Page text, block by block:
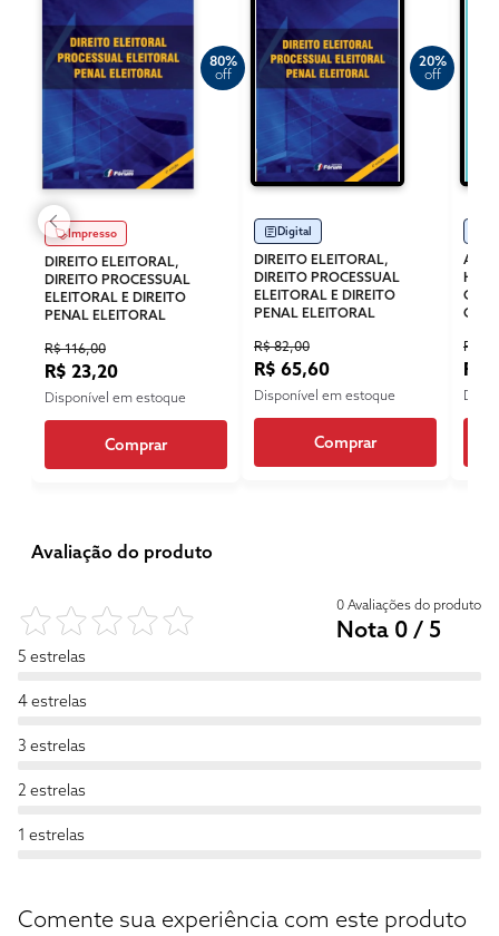
80%
off
Impresso
DIREITO ELEITORAL,
DIREITO PROCESSUAL
ELEITORAL E DIREITO
PENAL ELEITORAL
R$ 116,00
R$ 23,20
Disponível em estoque
Comprar
20%
off
Digital
DIREITO ELEITORAL,
DIREITO PROCESSUAL
ELEITORAL E DIREITO
PENAL ELEITORAL
R$ 82,00
R$ 65,60
Disponível em estoque
Comprar
A
R$
R$
Avaliação do produto
0 Avaliações do produto
Nota 0 / 5
5 estrelas
4 estrelas
3 estrelas
2 estrelas
1 estrelas
Comente sua experiência com este produto